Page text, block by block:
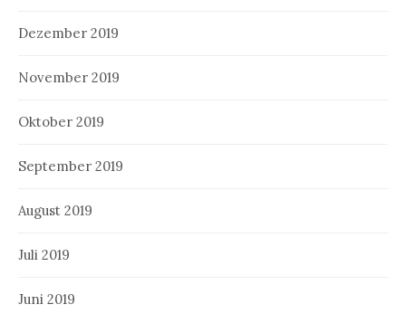
Dezember 2019
November 2019
Oktober 2019
September 2019
August 2019
Juli 2019
Juni 2019